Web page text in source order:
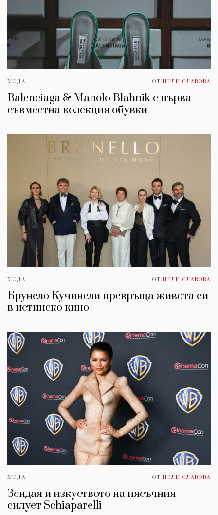
МОДА ОТ НЕЛИ СЛАВОВА
Balenciaga & Manolo Blahnik с първа
съвместна колекция обувки
МОДА ОТ НЕЛИ СЛАВОВА
Брунело Кучинели превръща живота си
в истинско кино
МОДА ОТ НЕЛИ СЛАВОВА
​Зендая и изкуството на пясъчния
силует Schiaparelli